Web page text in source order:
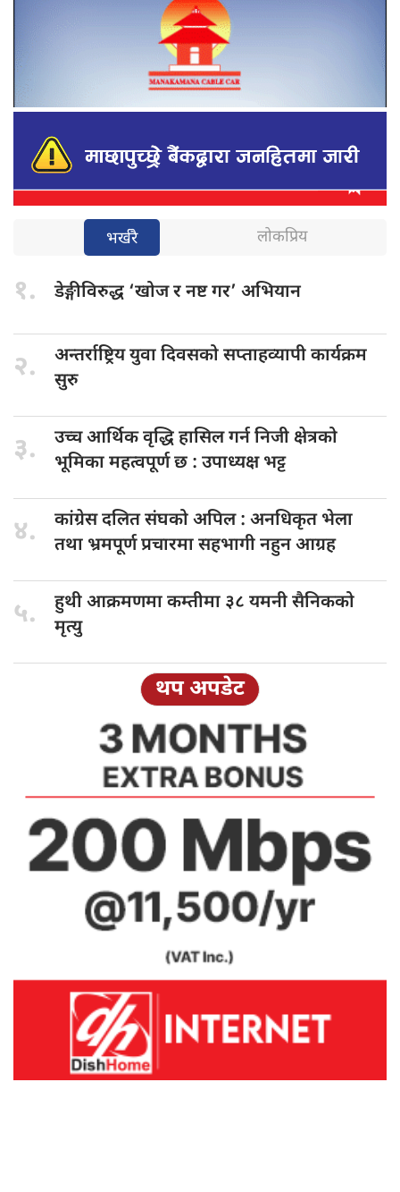
भर्खरै लोकप्रिय
१. डेङ्गीविरुद्ध ‘खोजर नष्ट गर’ अभियान
२. अन्तर्राष्ट्रिय युवादिवसको सप्ताहव्यापी कार्यक्रम
सुरु
३. उच्च आर्थिकवृद्धि हासिल गर्न निजी क्षेत्रको
भूमिका महत्वपूर्ण छ : उपाध्यक्ष भट्ट
४. कांग्रेस दलितसंघको अपिल : अनधिकृत भेला
तथा भ्रमपूर्ण प्रचारमा सहभागी नहुन आग्रह
५. हुथी आक्रमणमाकम्तीमा ३८ यमनी सैनिकको
मृत्यु
थप अपडेट